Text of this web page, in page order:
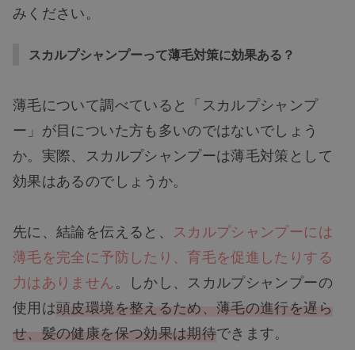
みください。
スカルプシャンプーって薄毛対策に効果ある？
薄毛について調べていると「スカルプシャンプ
ー」が目についた方も多いのではないでしょう
か。実際、スカルプシャンプーは薄毛対策として
効果はあるのでしょうか。
先に、結論を伝えると、 スカルプシャンプーには
薄毛を完全に予防したり、育毛を促進したりする
力はありません。しかし、スカルプシャンプーの
使用は頭皮環境を整えるため、薄毛の進行を遅ら
せ、髪の健康を保つ効果は期待できます。